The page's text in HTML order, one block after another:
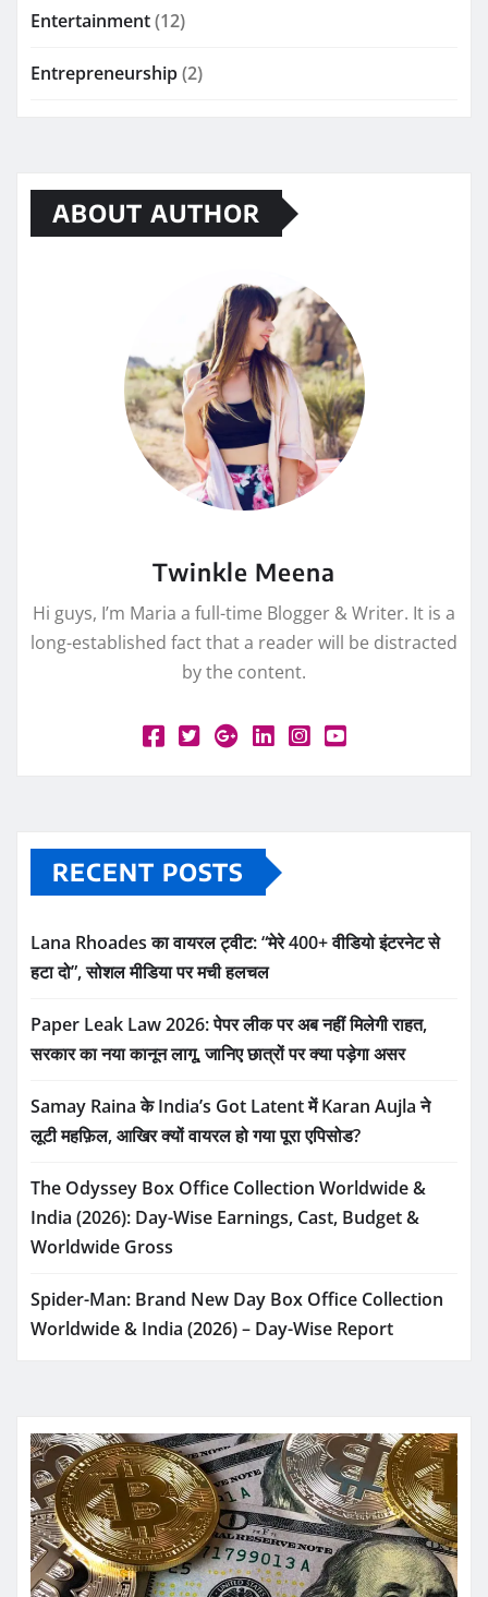
Entertainment(12)
Entrepreneurship(2)
ABOUT AUTHOR
Twinkle Meena
Hi guys, I’m Maria a full-time Blogger & Writer. It is a
long-established fact that a reader will be distracted
by the content.
RECENT POSTS
Lana Rhoades का वायरल ट्वीट: “मेरे 400+ वीडियो इंटरनेट से
हटा दो”, सोशल मीडिया पर मची हलचल
Paper Leak Law 2026: पेपर लीक पर अब नहीं मिलेगी राहत,
सरकार का नया कानून लागू, जानिए छात्रों पर क्या पड़ेगा असर
Samay Raina के India’s Got Latent में Karan Aujla ने
लूटी महफ़िल, आखिर क्यों वायरल हो गया पूरा एपिसोड?
The Odyssey Box Office Collection Worldwide &
India (2026): Day-Wise Earnings, Cast, Budget &
Worldwide Gross
Spider-Man: Brand New Day Box Office Collection
Worldwide & India (2026) – Day-Wise Report